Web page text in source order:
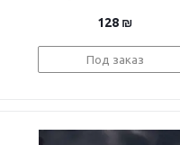
128 ₪
Под заказ